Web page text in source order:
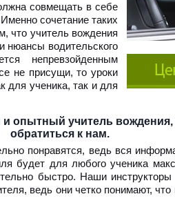
совмещать в себе
сочетание таких
что учитель вождения
нюансы водительского
непревзойденным
не присущи, то уроки
для ученика, так и для
опытный учитель вождения,
обратиться к нам.
понравятся, ведь вся
будет для любого ученика
быстро. Наши инструкторы
ведь они четко понимают,